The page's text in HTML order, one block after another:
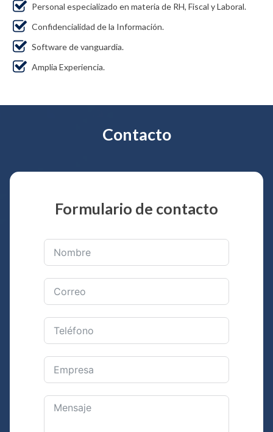
Personal especializado en materia de RH, Fiscal y Laboral.
Confidencialidad de la Información.
Software de vanguardia.
Amplia Experiencia.
Contacto
Formulario de contacto